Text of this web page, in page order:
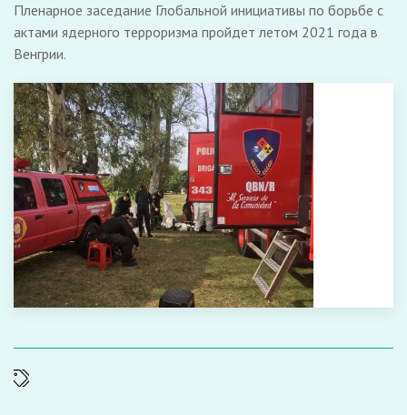
Пленарное заседание Глобальной инициативы по борьбе с
актами ядерного терроризма пройдет летом 2021 года в
Венгрии.